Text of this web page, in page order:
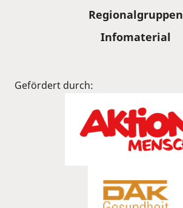
Regionalgruppen
Infomaterial
Gefördert durch: